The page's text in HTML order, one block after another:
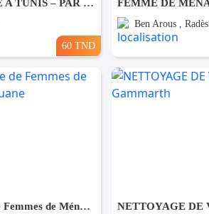
FEMME DE MENAGE A TUNIS – PAR JOUR A Fouchana
60 TND
Ben Arous , Radès
La Meilleure societe de Femmes de Ménage A Ain zaghouane